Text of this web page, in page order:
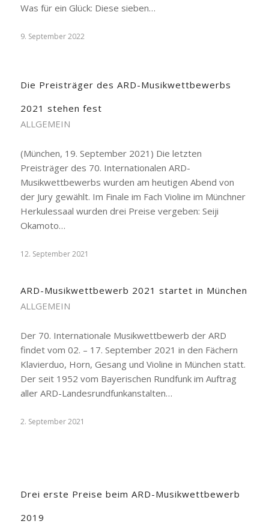
Was für ein Glück: Diese sieben…
9. September 2022
Die Preisträger des ARD-Musikwettbewerbs
2021 stehen fest
ALLGEMEIN
(München, 19. September 2021) Die letzten
Preisträger des 70. Internationalen ARD-
Musikwettbewerbs wurden am heutigen Abend von
der Jury gewählt. Im Finale im Fach Violine im Münchner
Herkulessaal wurden drei Preise vergeben: Seiji
Okamoto…
12. September 2021
ARD-Musikwettbewerb 2021 startet in München
ALLGEMEIN
Der 70. Internationale Musikwettbewerb der ARD
findet vom 02. – 17. September 2021 in den Fächern
Klavierduo, Horn, Gesang und Violine in München statt.
Der seit 1952 vom Bayerischen Rundfunk im Auftrag
aller ARD-Landesrundfunkanstalten…
2. September 2021
Drei erste Preise beim ARD-Musikwettbewerb
2019